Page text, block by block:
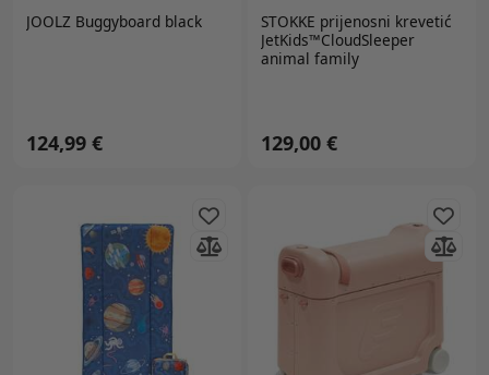
JOOLZ Buggyboard black
124,99 €
STOKKE prijenosni krevetić
JetKids™CloudSleeper
animal family
129,00 €